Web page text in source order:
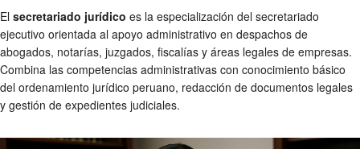
El secretariado jurídico es la especialización del secretariado
ejecutivo orientada al apoyo administrativo en despachos de
abogados, notarías, juzgados, fiscalías y áreas legales de empresas.
Combina las competencias administrativas con conocimiento básico
del ordenamiento jurídico peruano, redacción de documentos legales
y gestión de expedientes judiciales.